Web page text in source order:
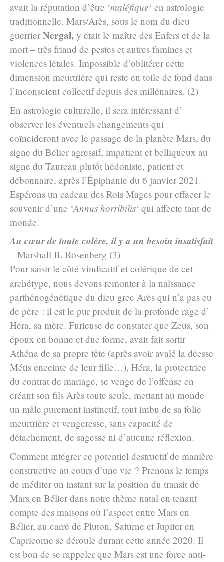
avait la réputation d’être ‘maléfique‘ en astrologie
traditionnelle. Mars/Arès, sous le nom du dieu
guerrierNergal, y était le maître des Enfers et de la
mort – très friand de pestes et autres famines et
violences létales. Impossible d’oblitérer cette
dimension meurtrière qui reste en toile de fond dans
l’inconscient collectif depuis des millénaires. (2)
En astrologie culturelle, il sera intéressant d’
observer les éventuels changements qui
coïncideront avec le passage de la planète Mars, du
signe du Bélier agressif, impatient et belliqueux au
signe du Taureau plutôt hédoniste, patient et
débonnaire, après l’Épiphanie du 6 janvier 2021.
Espérons un cadeau des Rois Mages pour effacer le
souvenir d’une ‘Annus horribilis‘ qui affecte tant de
monde.
Au cœur de toute colère, il y a un besoin insatisfait
– Marshall B. Rosenberg (3)
Pour saisir le côté vindicatif et colérique de cet
archétype, nous devons remonter à la naissance
parthénogénétique du dieu grec Arès qui n’a pas eu
de père : il est le pur produit de la profonde rage d’
Héra, sa mère. Furieuse de constater que Zeus, son
époux en bonne et due forme, avait fait sortir
Athéna de sa propre tête (après avoir avalé la déesse
Métis enceinte de leur fille…), Héra, la protectrice
du contrat de mariage, se venge de l’offense en
créant son fils Arès toute seule, mettant au monde
un mâle purement instinctif, tout imbu de sa folie
meurtrière et vengeresse, sans capacité de
détachement, de sagesse ni d’aucune réflexion.
Comment intégrer ce potentiel destructif de manière
constructive au cours d’une vie ? Prenons le temps
de méditer un instant sur la position du transit de
Mars en Bélier dans notre thème natal en tenant
compte des maisons où l’aspect entre Mars en
Bélier, au carré de Pluton, Saturne et Jupiter en
Capricorne se déroule durant cette année 2020. Il
est bon de se rappeler que Mars est une force anti-